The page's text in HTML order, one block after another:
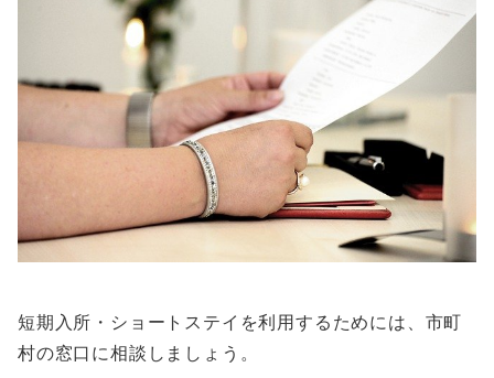
短期入所・ショートステイを利用するためには、市町
村の窓口に相談しましょう。